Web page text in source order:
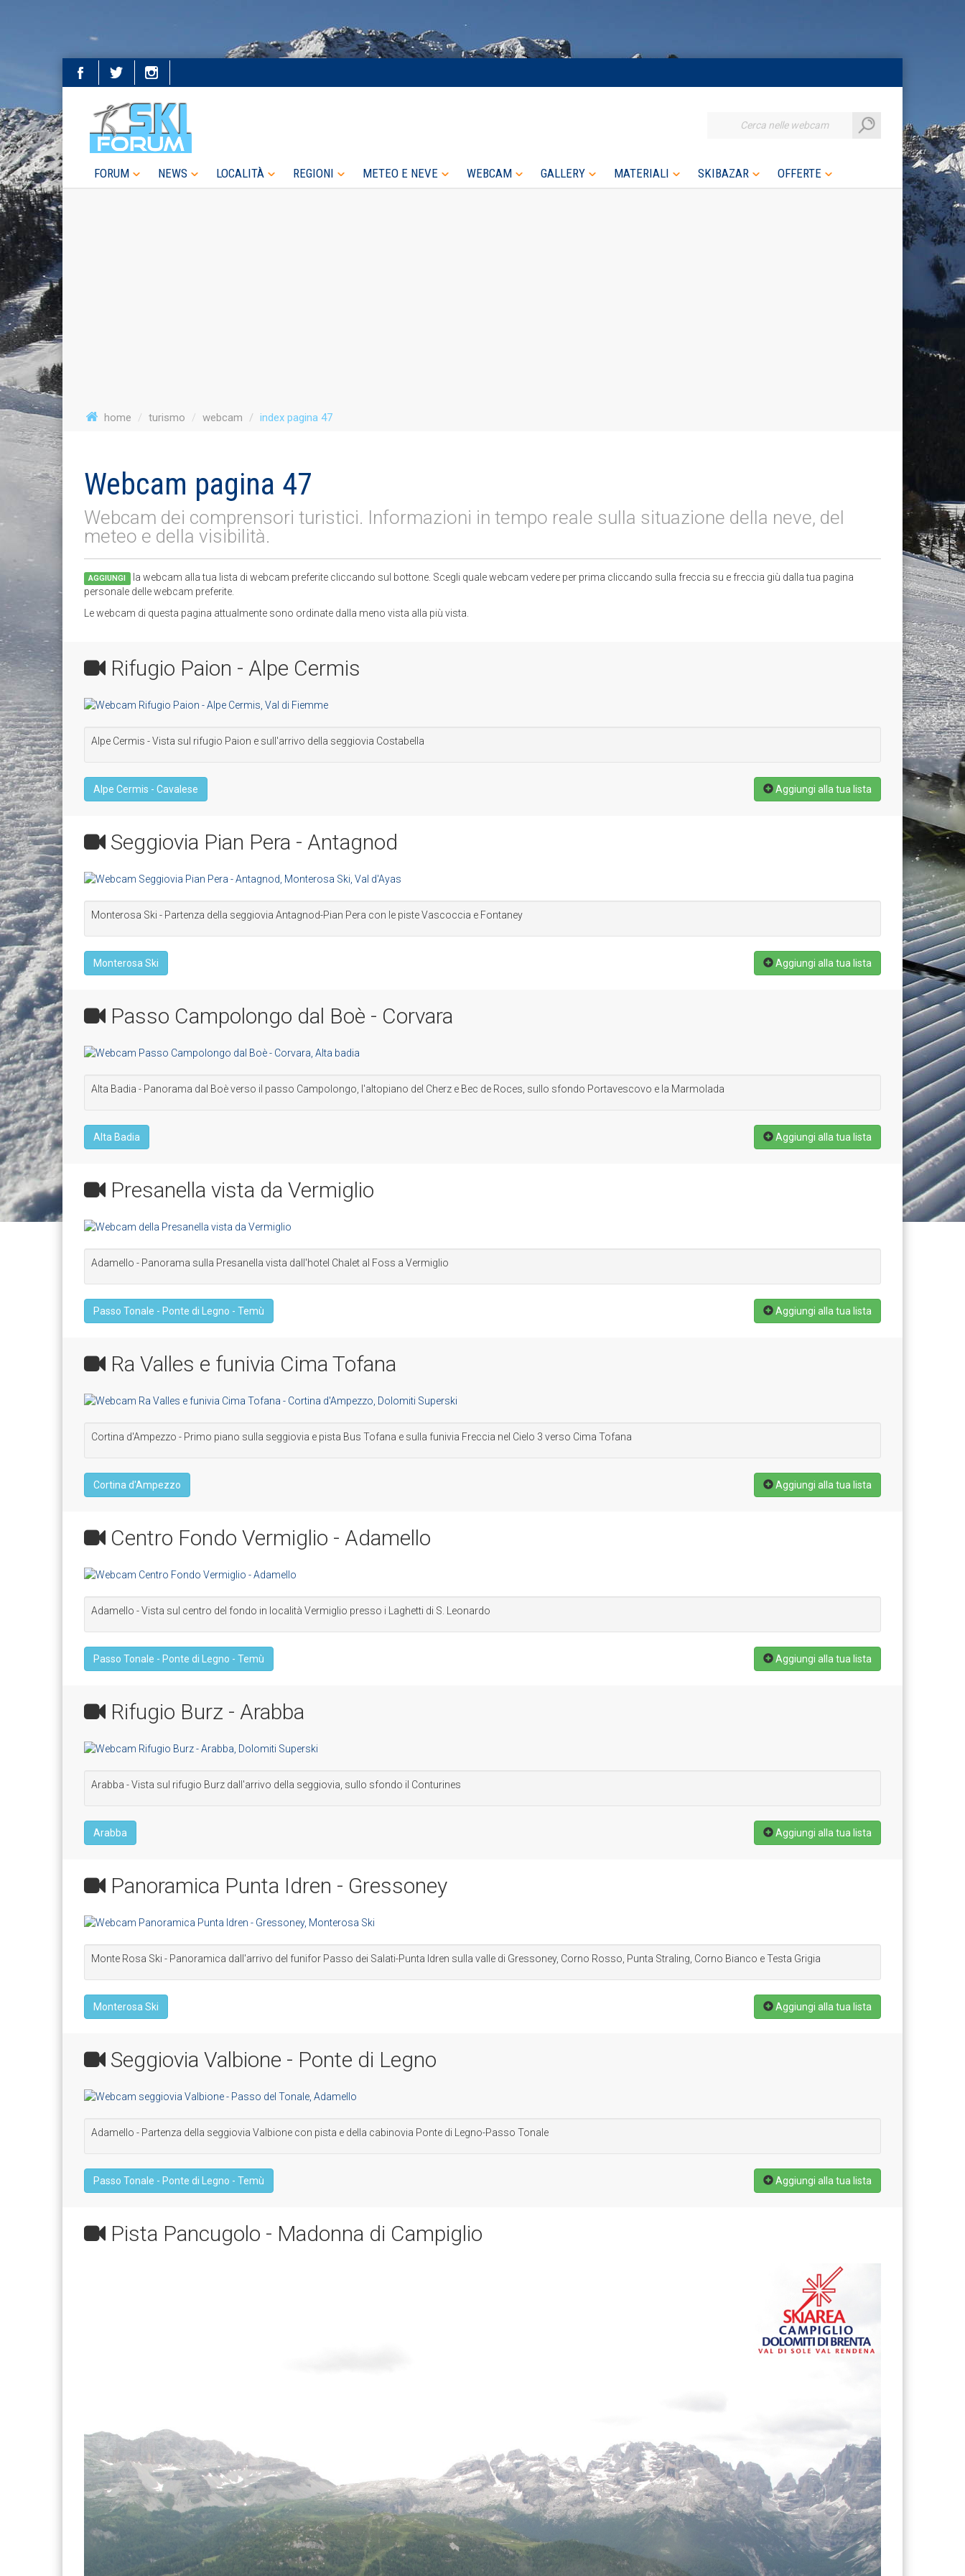
Cerca nelle webcam
FORUM NEWS LOCALITÀ REGIONI METEO E NEVE WEBCAM GALLERY MATERIALI SKIBAZAR OFFERTE
home turismo webcam index pagina 47
Webcam pagina 47
Webcam dei comprensori turistici. Informazioni in tempo reale sulla situazione della neve, del
meteo e della visibilità.
AGGIUNGI la webcam alla tua lista di webcam preferite cliccando sul bottone. Scegli quale webcam vedere per prima cliccando sulla freccia su e freccia giù dalla tua pagina
personale delle webcam preferite.
Le webcam di questa pagina attualmente sono ordinate dalla meno vista alla più vista.
Rifugio Paion - Alpe Cermis
Alpe Cermis - Vista sul rifugio Paion e sull'arrivo della seggiovia Costabella
Alpe Cermis - Cavalese Aggiungi alla tua lista
Seggiovia Pian Pera - Antagnod
Monterosa Ski - Partenza della seggiovia Antagnod-Pian Pera con le piste Vascoccia e Fontaney
Monterosa Ski Aggiungi alla tua lista
Passo Campolongo dal Boè - Corvara
Alta Badia - Panorama dal Boè verso il passo Campolongo, l'altopiano del Cherz e Bec de Roces, sullo sfondo Portavescovo e la Marmolada
Alta Badia Aggiungi alla tua lista
Presanella vista da Vermiglio
Adamello - Panorama sulla Presanella vista dall'hotel Chalet al Foss a Vermiglio
Passo Tonale - Ponte di Legno - Temù Aggiungi alla tua lista
Ra Valles e funivia Cima Tofana
Cortina d'Ampezzo - Primo piano sulla seggiovia e pista Bus Tofana e sulla funivia Freccia nel Cielo 3 verso Cima Tofana
Cortina d'Ampezzo Aggiungi alla tua lista
Centro Fondo Vermiglio - Adamello
Adamello - Vista sul centro del fondo in località Vermiglio presso i Laghetti di S. Leonardo
Passo Tonale - Ponte di Legno - Temù Aggiungi alla tua lista
Rifugio Burz - Arabba
Arabba - Vista sul rifugio Burz dall'arrivo della seggiovia, sullo sfondo il Conturines
Arabba Aggiungi alla tua lista
Panoramica Punta Idren - Gressoney
Monte Rosa Ski - Panoramica dall'arrivo del funifor Passo dei Salati-Punta Idren sulla valle di Gressoney, Corno Rosso, Punta Straling, Corno Bianco e Testa Grigia
Monterosa Ski Aggiungi alla tua lista
Seggiovia Valbione - Ponte di Legno
Adamello - Partenza della seggiovia Valbione con pista e della cabinovia Ponte di Legno-Passo Tonale
Passo Tonale - Ponte di Legno - Temù Aggiungi alla tua lista
Pista Pancugolo - Madonna di Campiglio